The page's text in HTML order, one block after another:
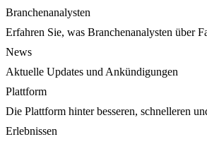
Branchenanalysten
Erfahren Sie, was Branchenanalysten über
News
Aktuelle Updates und Ankündigungen
Plattform
Die Plattform hinter besseren, schnelleren
Erlebnissen